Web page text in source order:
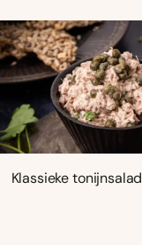
Klassieke